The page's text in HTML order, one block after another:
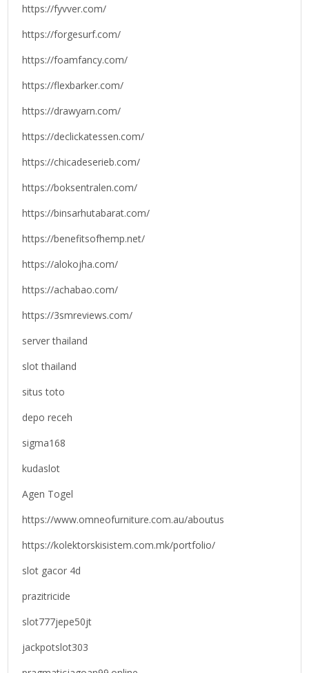
https://fyvver.com/
https://forgesurf.com/
https://foamfancy.com/
https://flexbarker.com/
https://drawyarn.com/
https://declickatessen.com/
https://chicadeserieb.com/
https://boksentralen.com/
https://binsarhutabarat.com/
https://benefitsofhemp.net/
https://alokojha.com/
https://achabao.com/
https://3smreviews.com/
server thailand
slot thailand
situs toto
depo receh
sigma168
kudaslot
Agen Togel
https://www.omneofurniture.com.au/aboutus
https://kolektorskisistem.com.mk/portfolio/
slot gacor 4d
prazitricide
slot777jepe50jt
jackpotslot303